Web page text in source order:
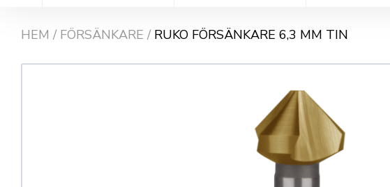
HEM / FÖRSÄNKARE / RUKO FÖRSÄNKARE 6,3 MM TIN